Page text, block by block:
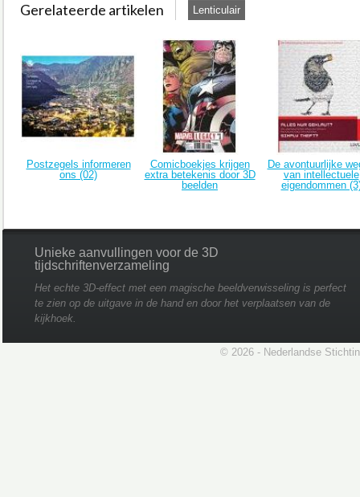
Gerelateerde artikelen Lenticulair
Postzegels informeren
ons (02)
Comicboekjes krijgen
extra betekenis door 3D
beelden
De avontuurlijke
van intellectuele
eigendommen
Unieke aanvullingen voor de 3D
tijdschriftenverzameling
Het echte 3D-effect met een magische beeldverwisseling is perfect
te zien op de uitgave in de hand en door het verplaatsen van de
kijkhoek.
© 2026 - Nederlandse